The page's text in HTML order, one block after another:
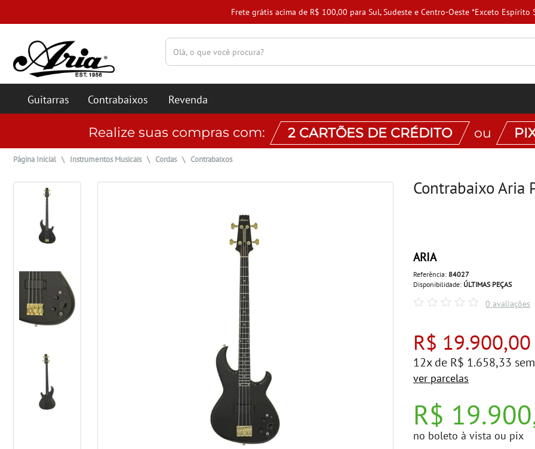
7% OFF na primeira compra!
Guitarras Contrabaixos Revenda
Realize suas compras com: 2 CARTÕES DE CRÉDITO ou
Página Inicial \ Instrumentos Musicais\ Cordas\ Contrabaixos
Contrabaixo Aria
ARIA
Referência: 84027
Disponibilidade: ÚLTIMAS PEÇAS
0 avaliações
R$ 19.900,00
12x de R$ 1.658,33
ver parcelas
R$
no boleto à vista ou pix